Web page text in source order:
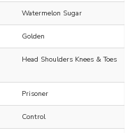
Watermelon Sugar
Golden
Head Shoulders Knees & Toes
Prisoner
Control